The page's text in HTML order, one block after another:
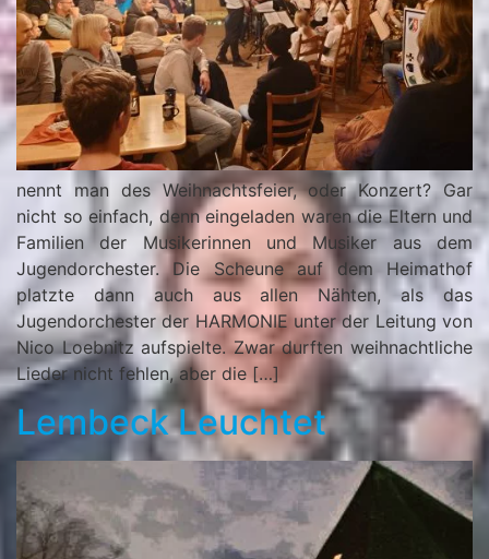
nennt man des Weihnachtsfeier, oder Konzert? Gar
nicht so einfach, denn eingeladen waren die Eltern und
Familien der Musikerinnen und Musiker aus dem
Jugendorchester. Die Scheune auf dem Heimathof
platzte dann auch aus allen Nähten, als das
Jugendorchester der HARMONIE unter der Leitung von
Nico Loebnitz aufspielte. Zwar durften weihnachtliche
Lieder nicht fehlen, aber die […]
Lembeck Leuchtet